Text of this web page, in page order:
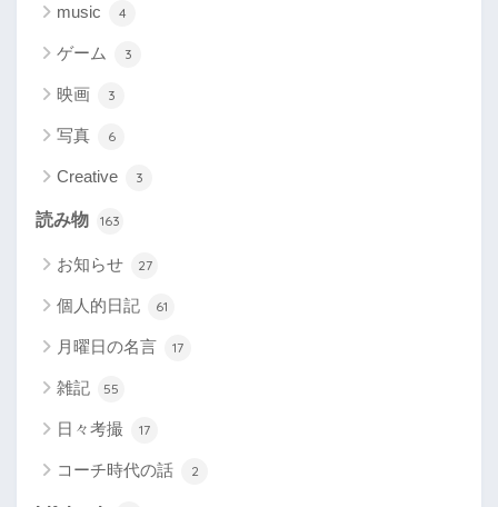
music 4
ゲーム 3
映画 3
写真 6
Creative 3
読み物 163
お知らせ 27
個人的日記 61
月曜日の名言 17
雑記 55
日々考撮 17
コーチ時代の話 2